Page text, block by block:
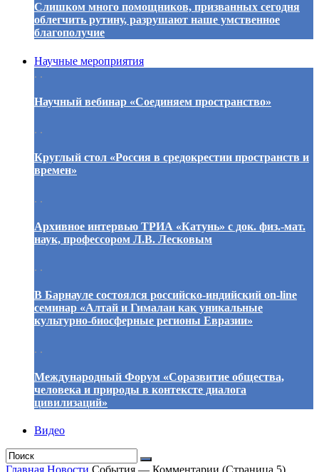
Слишком много помощников, призванных сегодня
облегчить рутину, разрушают наше умственное
благополучие
Научные мероприятия
. .
Научный вебинар «Соединяем пространство»
. .
Круглый стол «Россия в средокрестии пространств и
времен»
. .
Архивное интервью ТРИА «Катунь» с док. физ.-мат.
наук, профессором Л.В. Лесковым
. .
В Барнауле состоялся российско-индийский on-line
семинар «Алтай и Гималаи как уникальные
культурно-биосферные регионы Евразии»
. .
Международный Форум «Соразвитие общества,
человека и природы в контексте диалога
цивилизаций»
Видео